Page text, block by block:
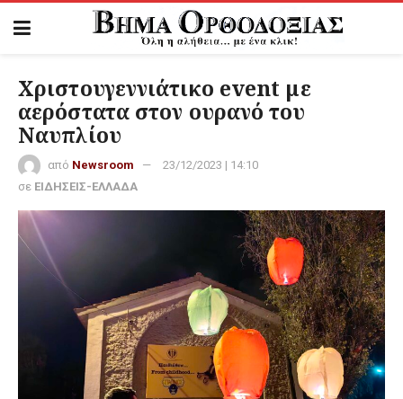
Χριστουγεννιάτικο event με
αερόστατα στον ουρανό του
Ναυπλίου
από Newsroom
23/12/2023 | 14:10
σε ΕΙΔΗΣΕΙΣ-ΕΛΛΑΔΑ